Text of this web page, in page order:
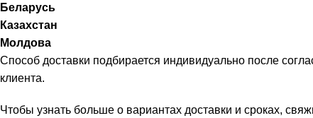
Беларусь
Казахстан
Молдова
Способ доставки подбирается индивидуально после
клиента.
Чтобы узнать больше о вариантах доставки и сроках,